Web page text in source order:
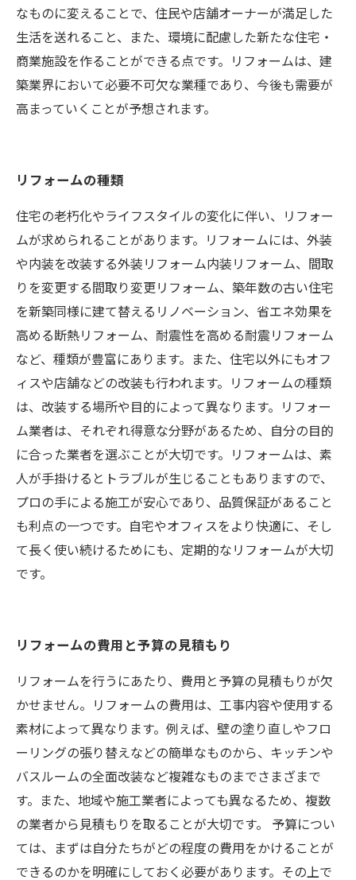
なものに変えることで、住民や店舗オーナーが満足した
生活を送れること、また、環境に配慮した新たな住宅・
商業施設を作ることができる点です。リフォームは、建
築業界において必要不可欠な業種であり、今後も需要が
高まっていくことが予想されます。
リフォームの種類
住宅の老朽化やライフスタイルの変化に伴い、リフォー
ムが求められることがあります。リフォームには、外装
や内装を改装する外装リフォーム内装リフォーム、間取
りを変更する間取り変更リフォーム、築年数の古い住宅
を新築同様に建て替えるリノベーション、省エネ効果を
高める断熱リフォーム、耐震性を高める耐震リフォーム
など、種類が豊富にあります。また、住宅以外にもオフ
ィスや店舗などの改装も行われます。リフォームの種類
は、改装する場所や目的によって異なります。リフォー
ム業者は、それぞれ得意な分野があるため、自分の目的
に合った業者を選ぶことが大切です。リフォームは、素
人が手掛けるとトラブルが生じることもありますので、
プロの手による施工が安心であり、品質保証があること
も利点の一つです。自宅やオフィスをより快適に、そし
て長く使い続けるためにも、定期的なリフォームが大切
です。
リフォームの費用と予算の見積もり
リフォームを行うにあたり、費用と予算の見積もりが欠
かせません。リフォームの費用は、工事内容や使用する
素材によって異なります。例えば、壁の塗り直しやフロ
ーリングの張り替えなどの簡単なものから、キッチンや
バスルームの全面改装など複雑なものまでさまざまで
す。また、地域や施工業者によっても異なるため、複数
の業者から見積もりを取ることが大切です。 予算につい
ては、まずは自分たちがどの程度の費用をかけることが
できるのかを明確にしておく必要があります。その上で